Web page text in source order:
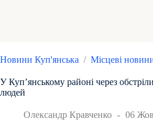
Новини Куп'янська / Місцеві
У Куп’янському районі через
людей
Олександр Кравченко 06